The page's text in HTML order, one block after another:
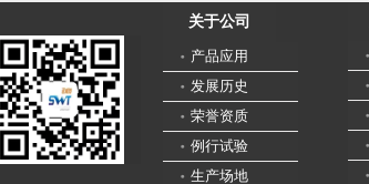
关于公司
产品应用
发展历史
荣誉资质
例行试验
生产场地